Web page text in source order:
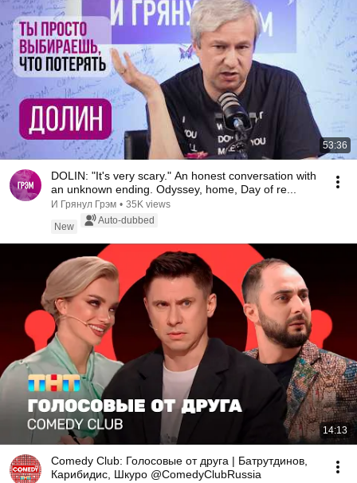
53:36
DOLIN: "It's very scary." An honest conversation with
an unknown ending. Odyssey, home, Day of re...
И Грянул Грэм • 35K views
New
Auto-dubbed
14:13
Comedy Club: Голосовые от друга | Батрутдинов,
Карибидис, Шкуро @ComedyClubRussia